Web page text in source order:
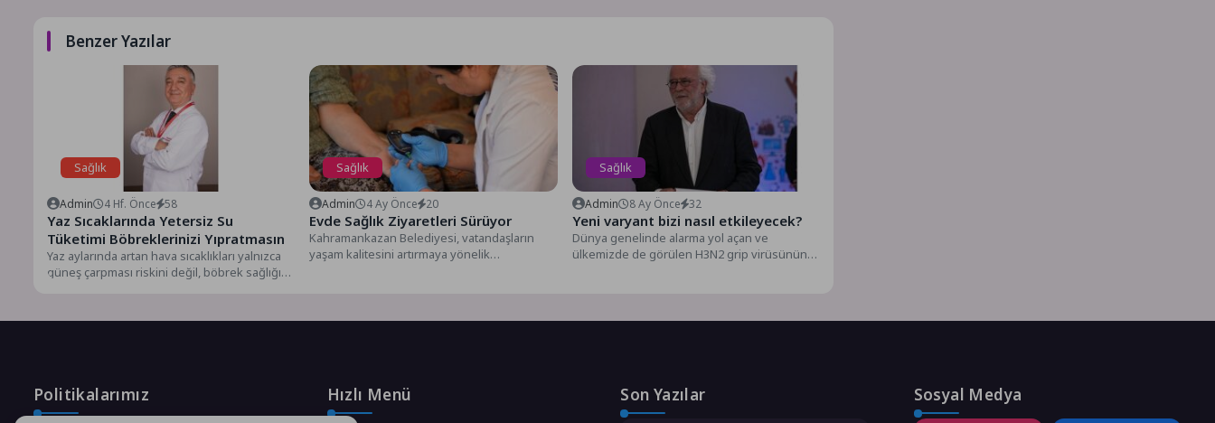
Benzer Yazılar
Sağlık
Admin 4 Hf. Önce 58
Yaz Sıcaklarında Yetersiz Su
Tüketimi Böbreklerinizi Yıpratmasın
Yaz aylarında artan hava sıcaklıkları yalnızca
güneş çarpması riskini değil, böbrek sağlığını
Sağlık
Admin 4 Ay Önce 20
Evde Sağlık Ziyaretleri Sürüyor
Kahramankazan Belediyesi, vatandaşların
yaşam kalitesini artırmaya yönelik
Sağlık
Admin 8 Ay Önce 32
Yeni varyant bizi nasıl etkileyecek?
Dünya genelinde alarma yol açan ve
ülkemizde de görülen H3N2 grip virüsünün
Politikalarımız Hızlı Menü Son Yazılar Sosyal Medya